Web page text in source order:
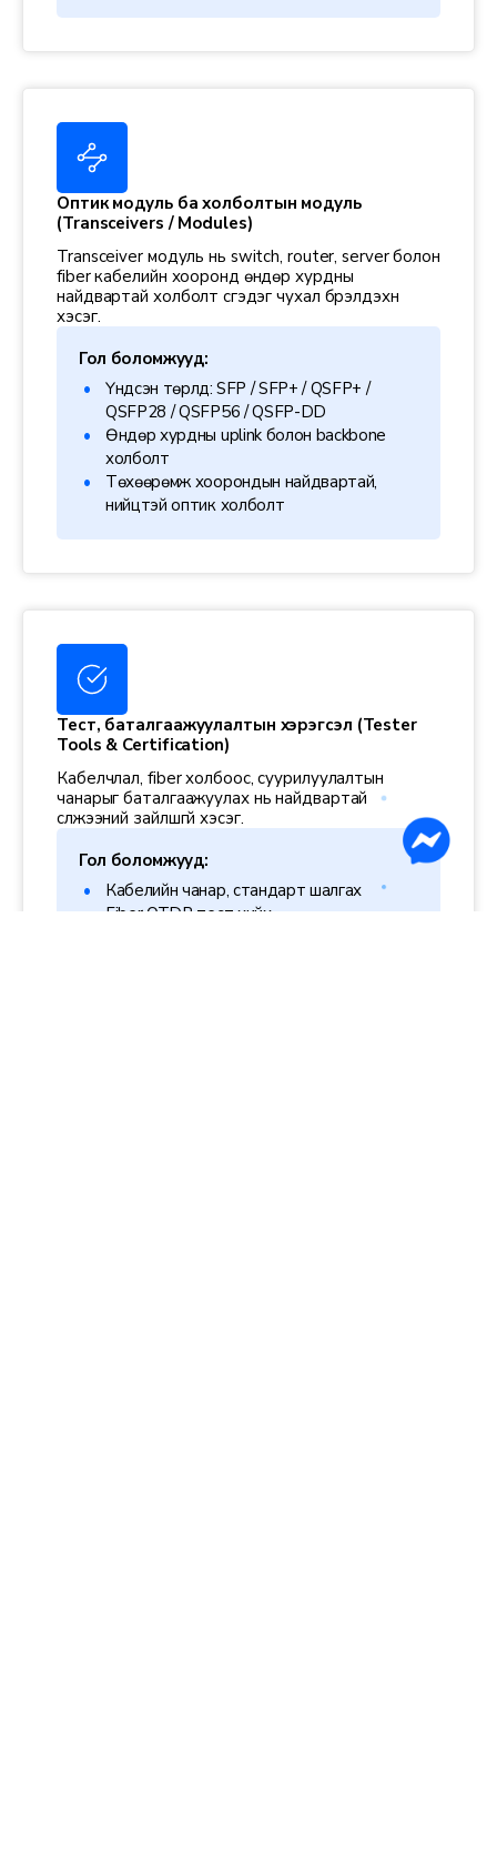
Оптик модуль ба холболтын модуль
(Transceivers / Modules)
Transceiver модуль нь switch, router, server болон
fiber кабелийн хооронд өндөр хурдны
найдвартай холболт үүсгэдэг чухал бүрэлдэхүүн
хэсэг.
Гол боломжууд:
Үндсэн төрлүүд: SFP / SFP+ / QSFP+ /
QSFP28 / QSFP56 / QSFP-DD
Өндөр хурдны uplink болон backbone
холболт
Төхөөрөмж хоорондын найдвартай,
нийцтэй оптик холболт
Тест, баталгаажуулалтын хэрэгсэл (Tester
Tools & Certification)
Кабелчлал, fiber холбоос, суурилуулалтын
чанарыг баталгаажуулах нь найдвартай
сүлжээний зайлшгүй хэсэг.
Гол боломжууд:
Кабелийн чанар, стандарт шалгах
Fiber OTDR тест хийх